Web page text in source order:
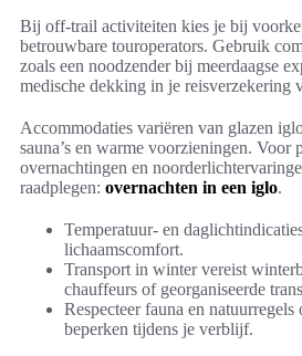
Bij off-trail activiteiten kies je bij
betrouwbare touroperators. Gebruik
zoals een noodzender bij meerdaagse
medische dekking in je reisverzekering
Accommodaties variëren van glazen
sauna’s en warme voorzieningen. Voor
overnachtingen en
raadplegen: overnachten in een iglo.
Temperatuur- en
lichaamscomfort.
Transport in winter vereist
chauffeurs of georganiseerde
Respecteer fauna en
beperken tijdens je verblijf.